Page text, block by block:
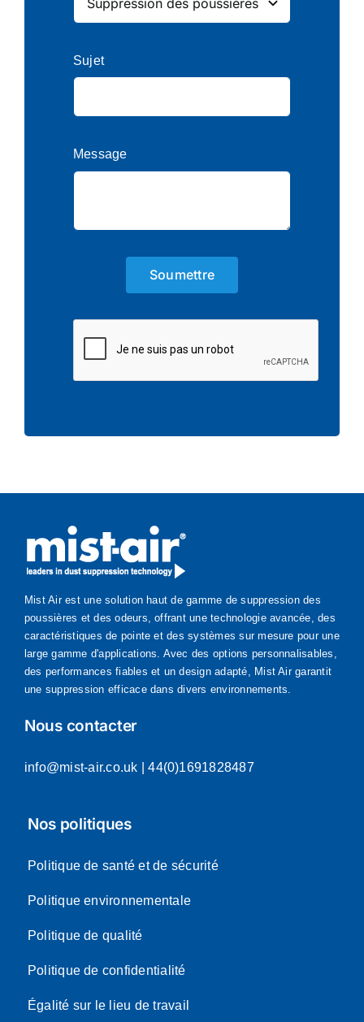
Sujet
Message
Soumettre
Mist Air est une solution haut de gamme de suppression des
poussières et des odeurs, offrant une technologie avancée, des
caractéristiques de pointe et des systèmes sur mesure pour une
large gamme d'applications. Avec des options personnalisables,
des performances fiables et un design adapté, Mist Air garantit
une suppression efficace dans divers environnements.
Nous contacter
info@mist-air.co.uk | 44(0)1691828487
Nos politiques
Politique de santé et de sécurité
Politique environnementale
Politique de qualité
Politique de confidentialité
Égalité sur le lieu de travail